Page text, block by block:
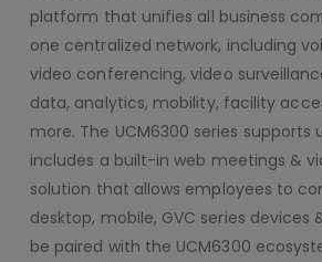
platform that unifies all business
one centralized network, including
video conferencing, video
data, analytics, mobility, facility
more. The UCM6300 series supports
includes a built-in web meetings &
solution that allows employees to
desktop, mobile, GVC series devices
be paired with the UCM6300